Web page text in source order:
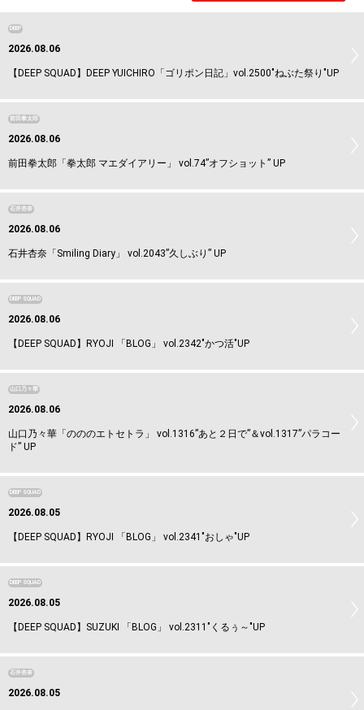
DEEP
2026.08.06
【DEEP SQUAD】DEEP YUICHIRO「ゴリポン日記」vol.2500"ねぶた祭り"UP
前田拳太郎
2026.08.06
前田拳太郎「拳太郎 マエダイアリー」 vol.74”オフショット” UP
石井杏奈
2026.08.06
石井杏奈「Smiling Diary」 vol.2043”久しぶり” UP
DEEP SQUAD
2026.08.06
【DEEP SQUAD】RYOJI 「BLOG」 vol.2342"かつ活"UP
山口乃々華
2026.08.06
山口乃々華「のののエトセトラ」 vol.1316”あと２日で”＆vol.1317”パラコー
ド” UP
DEEP SQUAD
2026.08.05
【DEEP SQUAD】RYOJI 「BLOG」 vol.2341"おしゃ"UP
DEEP SQUAD
2026.08.05
【DEEP SQUAD】SUZUKI 「BLOG」 vol.2311"くるぅ～"UP
石井杏奈
2026.08.05